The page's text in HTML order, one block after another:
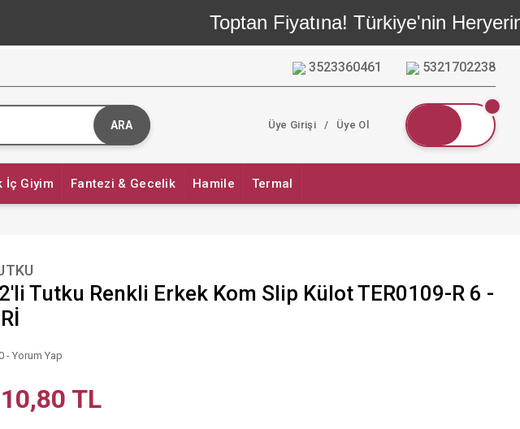
Toptan Fiyatına! Türkiye'nin
3523360461 5321702238
ARA Üye Girişi / Üye Ol
İç Giyim Fantezi & Gecelik Hamile Termal
Tutku Renkli Erkek Kom Slip Külot TER0109-R 6 -
- Yorum Yap
TL